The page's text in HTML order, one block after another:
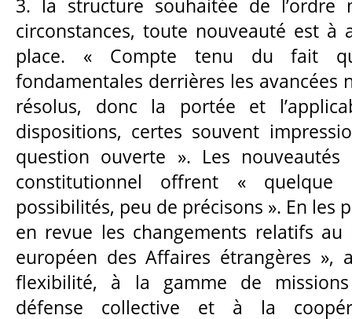
3. la structure souhaitée de l’ordre
circonstances, toute nouveauté est à
place. « Compte tenu du fait
fondamentales derrières les avancées
résolus, donc la portée et
dispositions, certes souvent
question ouverte ». Les
constitutionnel offrent « quelque
possibilités, peu de précisons ». En les
en revue les changements relatifs
européen des Affaires étrangères »,
flexibilité, à la gamme de
défense collective et à la